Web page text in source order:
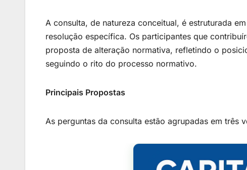
A consulta, de natureza conceitual, é estruturada
resolução específica. Os participantes que
proposta de alteração normativa, refletindo o
seguindo o rito do processo normativo.
Principais Propostas
As perguntas da consulta estão agrupadas em três